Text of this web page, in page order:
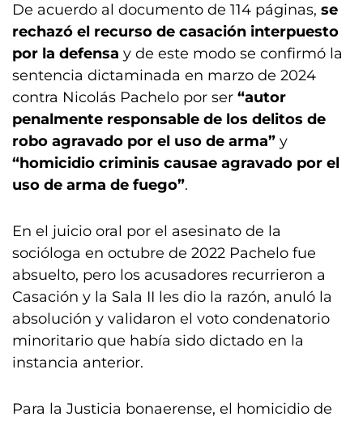
De acuerdo al documento de 114 páginas, se
rechazó el recurso de casación interpuesto
por la defensa y de este modo se confirmó la
sentencia dictaminada en marzo de 2024
contra Nicolás Pachelo por ser “autor
penalmente responsable de los delitos de
robo agravado por el uso de arma” y
“homicidio criminis causae agravado por el
uso de arma de fuego”.
En el juicio oral por el asesinato de la
socióloga en octubre de 2022 Pachelo fue
absuelto, pero los acusadores recurrieron a
Casación y la Sala II les dio la razón, anuló la
absolución y validaron el voto condenatorio
minoritario que había sido dictado en la
instancia anterior.
Para la Justicia bonaerense, el homicidio de